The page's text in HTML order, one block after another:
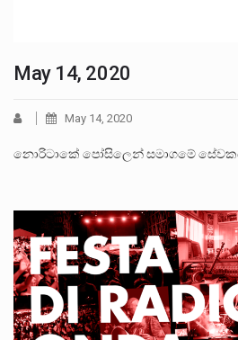
May 14, 2020
May 14, 2020
නොරිටාකේ පෝසිලෙන් සමාගමේ